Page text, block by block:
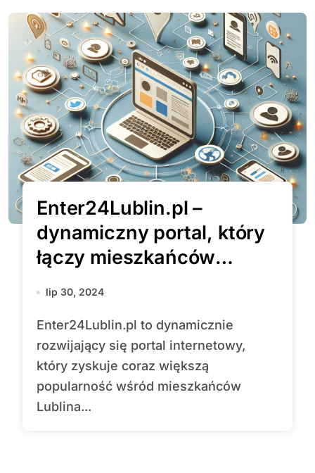
Enter24Lublin.pl –
dynamiczny portal, który
łączy mieszkańców
Lublina i dostarcza
lip 30, 2024
Enter24Lublin.pl to dynamicznie
rozwijający się portal internetowy,
który zyskuje coraz większą
popularność wśród mieszkańców
Lublina...